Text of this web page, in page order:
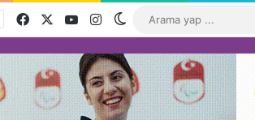
Facebook YouTubeInstagramDış görünümü değiştir